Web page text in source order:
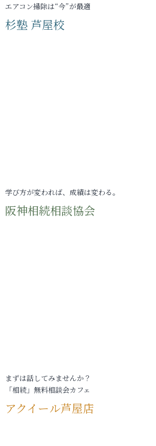
エアコン掃除は“今”が最適
杉塾 芦屋校
学び方が変われば、成績は変わる。
阪神相続相談協会
まずは話してみませんか？
「相続」無料相談会カフェ
アクイール芦屋店